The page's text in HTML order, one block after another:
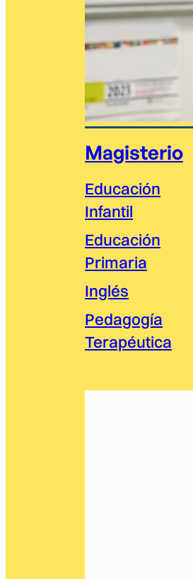
Magisterio
Educación
Infantil
Educación
Primaria
Inglés
Pedagogía
Terapéutica